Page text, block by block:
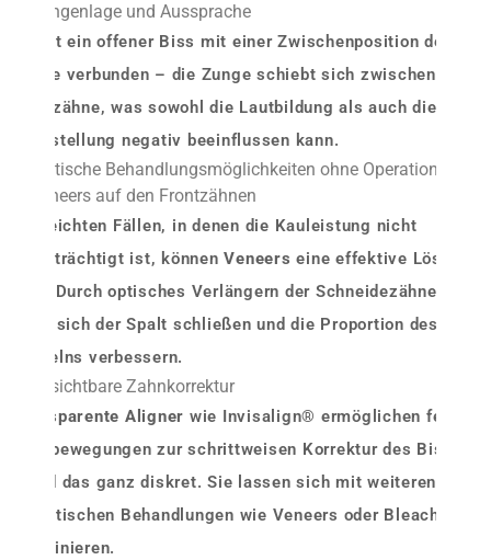
3. Zungenlage und Aussprache
Oft ist ein offener Biss mit einerZwischenposition der
Zunge verbunden – die Zunge schiebt sich zwischen die
Frontzähne, was sowohl die Lautbildung als auch die
Zahnstellung negativ beeinflussen kann.
Ästhetische Behandlungsmöglichkeiten ohne Operation
1. Veneers auf den Frontzähnen
Bei leichten Fällen, in denen die Kauleistung nicht
beeinträchtigt ist, könnenVeneers eine effektive Lösung
sein. Durch optisches Verlängern der Schneidezähne
lässt sich der Spalt schließen und die Proportion des
Lächelns verbessern.
2. Unsichtbare Zahnkorrektur
Transparente Aligner wie Invisalign® ermöglichen feine
Zahnbewegungen zur schrittweisen Korrektur des Bisses
– und das ganz diskret. Sie lassen sich mit weiteren
ästhetischen Behandlungen wie Veneers oder Bleaching
kombinieren.